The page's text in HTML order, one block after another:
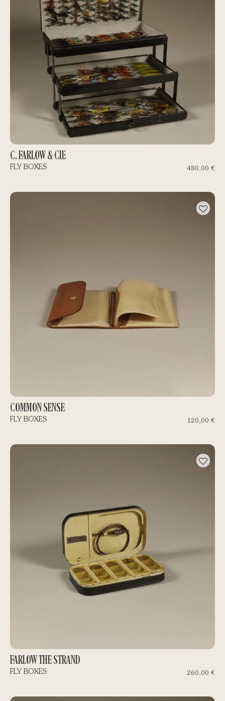
C. FARLOW & CIE
480,00 €
FLY BOXES
COMMON SENSE
120,00 €
FLY BOXES
FARLOW THE STRAND
260,00 €
FLY BOXES